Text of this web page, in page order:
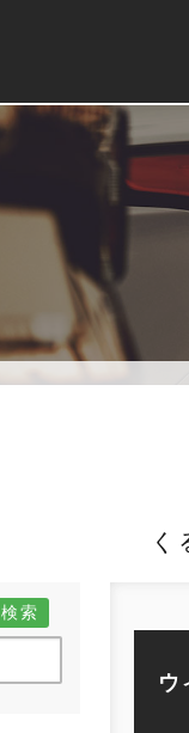
く
検索
ウ